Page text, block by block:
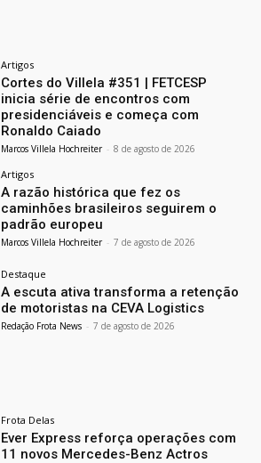
Artigos
Cortes do Villela #351 | FETCESP
inicia série de encontros com
presidenciáveis e começa com
Ronaldo Caiado
Marcos Villela Hochreiter - 8 de agosto de 2026
Artigos
A razão histórica que fez os
caminhões brasileiros seguirem o
padrão europeu
Marcos Villela Hochreiter - 7 de agosto de 2026
Destaque
A escuta ativa transforma a retenção
de motoristas na CEVA Logistics
Redação Frota News - 7 de agosto de 2026
Frota Delas
Ever Express reforça operações com
11 novos Mercedes-Benz Actros